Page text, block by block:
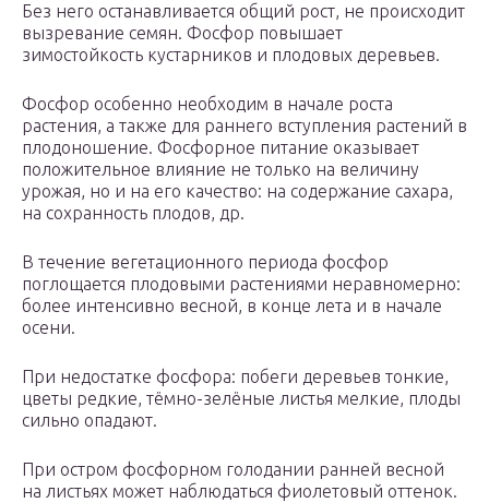
Без него останавливается общий рост, не происходит
вызревание семян. Фосфор повышает
зимостойкость кустарников и плодовых деревьев.
Фосфор особенно необходим в начале роста
растения, а также для раннего вступления растений в
плодоношение. Фосфорное питание оказывает
положительное влияние не только на величину
урожая, но и на его качество: на содержание сахара,
на сохранность плодов, др.
В течение вегетационного периода фосфор
поглощается плодовыми растениями неравномерно:
более интенсивно весной, в конце лета и в начале
осени.
При недостатке фосфора: побеги деревьев тонкие,
цветы редкие, тёмно-зелёные листья мелкие, плоды
сильно опадают.
При остром фосфорном голодании ранней весной
на листьях может наблюдаться фиолетовый оттенок.